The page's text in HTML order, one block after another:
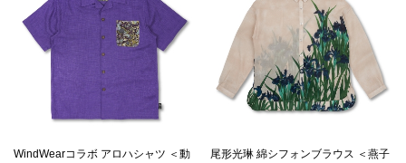
WindWearコラボ アロハシャツ ＜動
尾形光琳 綿シフォンブラウス ＜燕子